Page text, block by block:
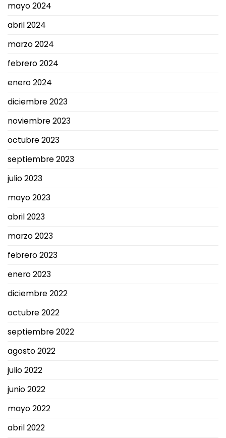
mayo 2024
abril 2024
marzo 2024
febrero 2024
enero 2024
diciembre 2023
noviembre 2023
octubre 2023
septiembre 2023
julio 2023
mayo 2023
abril 2023
marzo 2023
febrero 2023
enero 2023
diciembre 2022
octubre 2022
septiembre 2022
agosto 2022
julio 2022
junio 2022
mayo 2022
abril 2022